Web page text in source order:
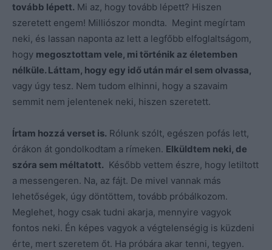
tovább lépett. Mi az, hogy tovább lépett? Hiszen
szeretett engem! Milliószor mondta. Megint megírtam
neki, és lassan naponta az lett a legfőbb elfoglaltságom,
hogy megosztottam vele, mi történik az életemben
nélküle. Láttam, hogy egy idő után már el sem olvassa,
vagy úgy tesz. Nem tudom elhinni, hogy a szavaim
semmit nem jelentenek neki, hiszen szeretett.
Írtam hozzá verset is. Rólunk szólt, egészen pofás lett,
órákon át gondolkodtam a rímeken. Elküldtem neki, de
szóra sem méltatott. Később vettem észre, hogy letiltott
a messengeren. Na, az fájt. De mivel vannak más
lehetőségek, úgy döntöttem, tovább próbálkozom.
Meglehet, hogy csak tudni akarja, mennyire vagyok
fontos neki. Én képes vagyok a végtelenségig is küzdeni
érte, mert szeretem őt. Ha próbára akar tenni, tegyen.